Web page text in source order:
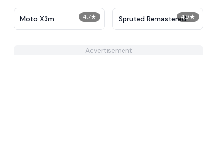
4.7★
Moto X3m 4.9★
Spruted Remastered
Alternative Phase 2
Advertisement